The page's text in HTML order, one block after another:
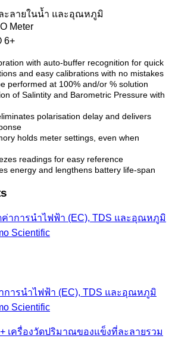
ะลายในน้ำ และอุณหภูมิ
Meter
6+
with auto-buffer recognition for quick
and easy calibrations with no mistakes
performed at 100% and/or % solution
of Salintity and Barometric Pressure with
polarisation delay and delivers
holds meter settings, even when
readings for easy reference
energy and lengthens battery life-span
การนำไฟฟ้า (EC), TDS และอุณหภูมิ
Scientific